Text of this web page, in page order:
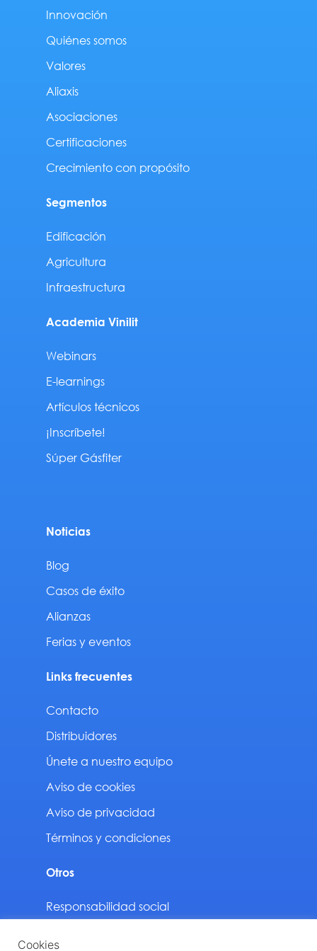
Innovación
Quiénes somos
Valores
Aliaxis
Asociaciones
Certificaciones
Crecimiento con propósito
Segmentos
Edificación
Agricultura
Infraestructura
Academia Vinilit
Webinars
E-learnings
Artículos técnicos
¡Inscríbete!
Súper Gásfiter
Noticias
Blog
Casos de éxito
Alianzas
Ferias y eventos
Links frecuentes
Contacto
Distribuidores
Únete a nuestro equipo
Aviso de cookies
Aviso de privacidad
Términos y condiciones
Otros
Responsabilidad social
Cookies